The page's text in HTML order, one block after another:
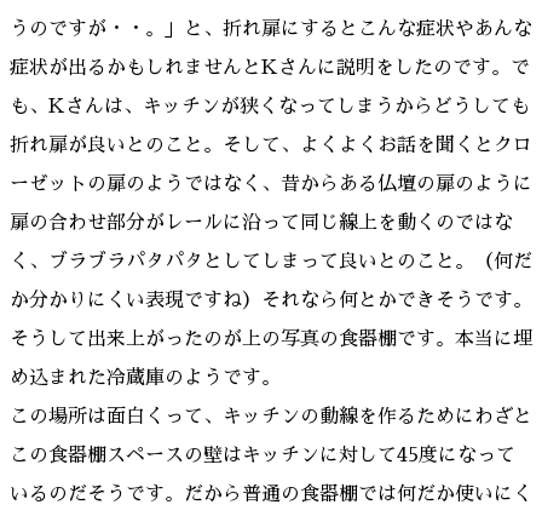
うのですが・・。」と、折れ扉にするとこんな症状やあんな
症状が出るかもしれませんとKさんに説明をしたのです。で
も、Kさんは、キッチンが狭くなってしまうからどうしても
折れ扉が良いとのこと。そして、よくよくお話を聞くとクロ
ーゼットの扉のようではなく、昔からある仏壇の扉のように
扉の合わせ部分がレールに沿って同じ線上を動くのではな
く、ブラブラパタパタとしてしまって良いとのこと。（何だ
か分かりにくい表現ですね）それなら何とかできそうです。
そうして出来上がったのが上の写真の食器棚です。本当に埋
め込まれた冷蔵庫のようです。
この場所は面白くって、キッチンの動線を作るためにわざと
この食器棚スペースの壁はキッチンに対して45度になって
いるのだそうです。だから普通の食器棚では何だか使いにく